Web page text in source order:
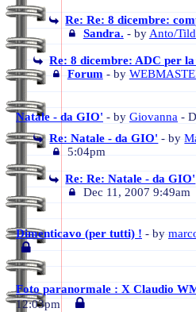
Re: Re: 8 dicembre:
Sandra. - by Anto/
Re: 8 dicembre: ADC per
Forum - by
Natale - da GIO' - by Giovanna -
Re: Natale - da GIO' - by
5:04pm
Re: Re: Natale - da GIO'
Dec 11, 2007 9:49am
Dimenticavo (per tutti) ! - by
Foto paranormale : X Claudio
12:03pm